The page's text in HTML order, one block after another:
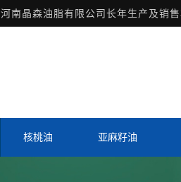
河南晶森油脂有限公司长年生产及销
核桃油 亚麻籽油